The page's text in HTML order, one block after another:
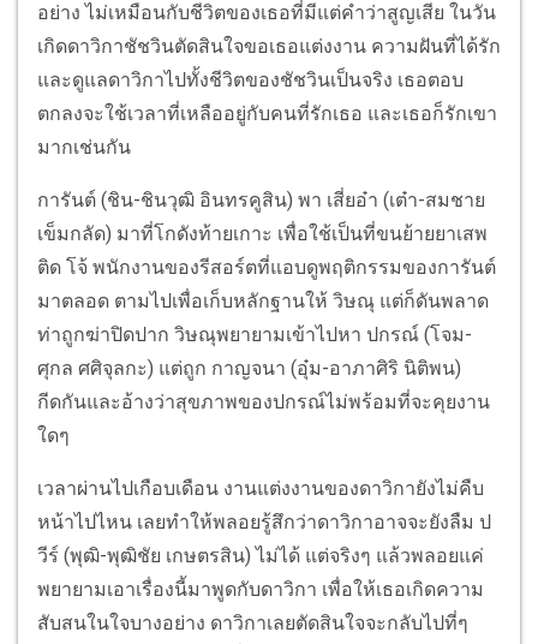
อย่าง ไม่เหมือนกับชีวิตของเธอที่มีแต่คำว่าสูญเสีย ในวัน
เกิดดาวิกาชัชวินตัดสินใจขอเธอแต่งงาน ความฝันที่ได้รัก
และดูแลดาวิกาไปทั้งชีวิตของชัชวินเป็นจริง เธอตอบ
ตกลงจะใช้เวลาที่เหลืออยู่กับคนที่รักเธอ และเธอก็รักเขา
มากเช่นกัน
การันต์ (ชิน-ชินวุฒิ อินทรคูสิน) พา เสี่ยอ๋า (เต๋า-สมชาย
เข็มกลัด) มาที่โกดังท้ายเกาะ เพื่อใช้เป็นที่ขนย้ายยาเสพ
ติด โจ้ พนักงานของรีสอร์ตที่แอบดูพฤติกรรมของการันต์
มาตลอด ตามไปเพื่อเก็บหลักฐานให้ วิษณุ แต่ก็ดันพลาด
ท่าถูกฆ่าปิดปาก วิษณุพยายามเข้าไปหา ปกรณ์ (โจม-
ศุกล ศศิจุลกะ) แต่ถูก กาญจนา (อุ๋ม-อาภาศิริ นิติพน)
กีดกันและอ้างว่าสุขภาพของปกรณ์ไม่พร้อมที่จะคุยงาน
ใดๆ
เวลาผ่านไปเกือบเดือน งานแต่งงานของดาวิกายังไม่คืบ
หน้าไปไหน เลยทำให้พลอยรู้สึกว่าดาวิกาอาจจะยังลืม ป
วีร์ (พุฒิ-พุฒิชัย เกษตรสิน) ไม่ได้ แต่จริงๆ แล้วพลอยแค่
พยายามเอาเรื่องนี้มาพูดกับดาวิกา เพื่อให้เธอเกิดความ
สับสนในใจบางอย่าง ดาวิกาเลยตัดสินใจจะกลับไปที่ๆ